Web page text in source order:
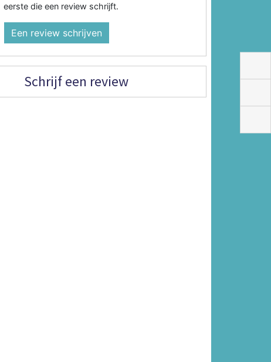
eerste die een review schrijft.
Een review schrijven
Schrijf een review